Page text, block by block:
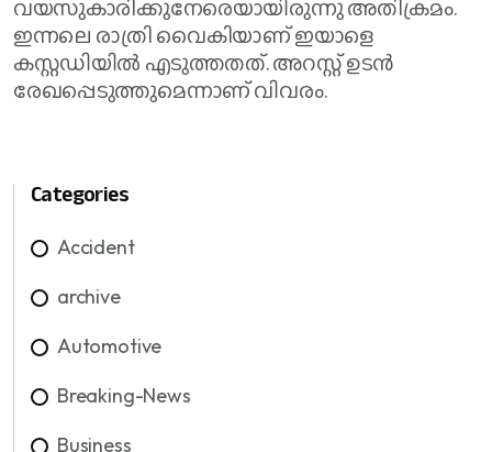
വയസുകാരിക്കുനേരെയായിരുന്നു അതിക്രമം.
ഇന്നലെ രാത്രി വൈകിയാണ് ഇയാളെ
കസ്റ്റഡിയില്‍ എടുത്തതത്. അറസ്റ്റ് ഉടന്‍
രേഖപ്പെടുത്തുമെന്നാണ് വിവരം.
Categories
Accident
archive
Automotive
Breaking-News
Business